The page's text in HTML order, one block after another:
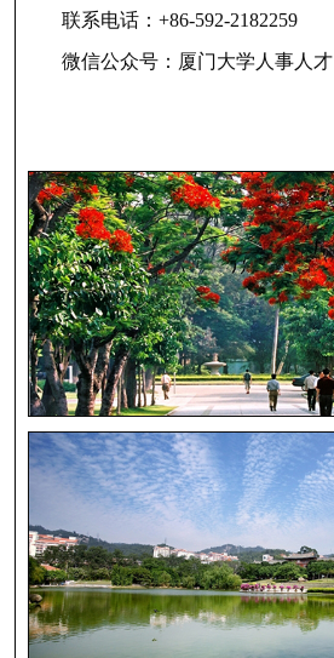
联系电话：+86-592-2182259
微信公众号：厦门大学人事人才